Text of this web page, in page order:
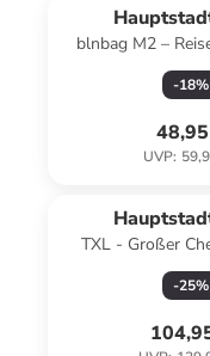
blnbag M2 –
Laptopfach in
-18%
UVP:
TXL - Großer
Trolley
Berry
-25%